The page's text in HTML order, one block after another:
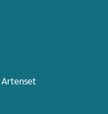
Artenset